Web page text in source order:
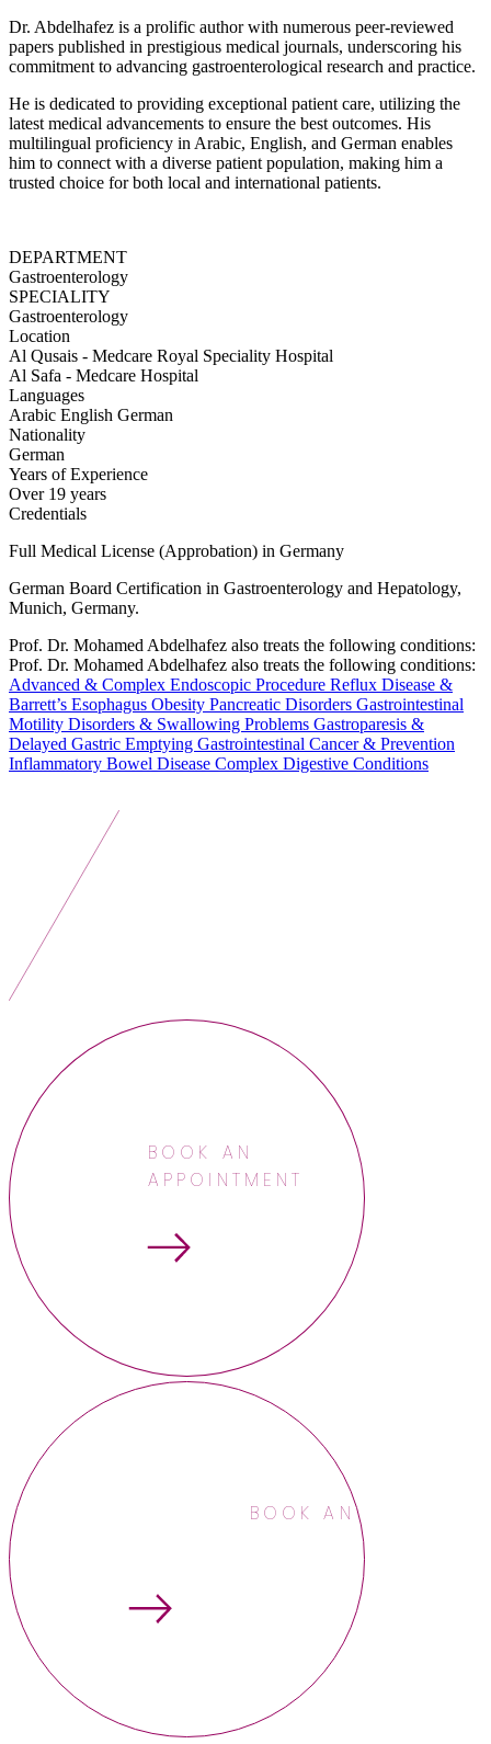
Dr. Abdelhafez is a prolific author with numerous peer-reviewed
papers published in prestigious medical journals, underscoring his
commitment to advancing gastroenterological research and practice.
He is dedicated to providing exceptional patient care, utilizing the
latest medical advancements to ensure the best outcomes. His
multilingual proficiency in Arabic, English, and German enables
him to connect with a diverse patient population, making him a
trusted choice for both local and international patients.
DEPARTMENT
Gastroenterology
SPECIALITY
Gastroenterology
Location
Al Qusais - Medcare Royal Speciality Hospital
Al Safa - Medcare Hospital
Languages
Arabic English German
Nationality
German
Years of Experience
Over 19 years
Credentials
Full Medical License (Approbation) in Germany
German Board Certification in Gastroenterology and Hepatology,
Munich, Germany.
Prof. Dr. Mohamed Abdelhafez also treats the following conditions:
Prof. Dr. Mohamed Abdelhafez also treats the following conditions:
Advanced & Complex Endoscopic Procedure Reflux Disease &
Barrett’s Esophagus Obesity Pancreatic Disorders Gastrointestinal
Motility Disorders & Swallowing Problems Gastroparesis &
Delayed Gastric Emptying Gastrointestinal Cancer & Prevention
Inflammatory Bowel Disease Complex Digestive Conditions
BOOK AN
APPOINTMENT
BOOK AN